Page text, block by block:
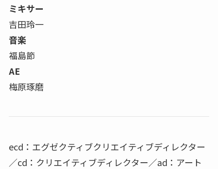
ミキサー
吉田玲一
音楽
福島節
AE
梅原琢磨
ecd：エグゼクティブクリエイティブディレクター
／cd：クリエイティブディレクター／ad：アート